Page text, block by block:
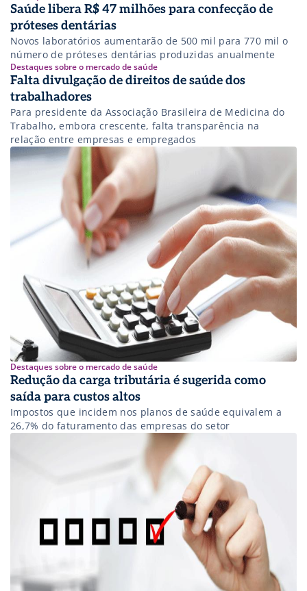
Saúde libera R$ 47 milhões para confecção de
próteses dentárias
Novos laboratórios aumentarão de 500 mil para 770 mil o
número de próteses dentárias produzidas anualmente
Destaques sobre o mercado de saúde
Falta divulgação de direitos de saúde dos
trabalhadores
Para presidente da Associação Brasileira de Medicina do
Trabalho, embora crescente, falta transparência na
relação entre empresas e empregados
Destaques sobre o mercado de saúde
Redução da carga tributária é sugerida como
saída para custos altos
Impostos que incidem nos planos de saúde equivalem a
26,7% do faturamento das empresas do setor